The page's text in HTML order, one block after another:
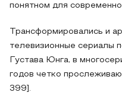
понятном для
Трансформировались и
телевизионные сериалы
Густава Юнга, в
годов четко
399].